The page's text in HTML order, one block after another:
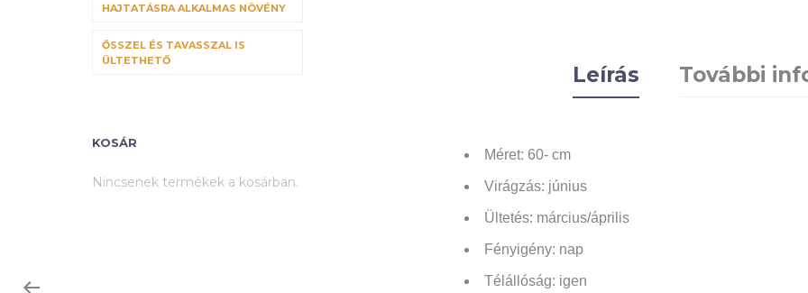
HAJTATÁSRA ALKALMAS NÖVÉNY
ŐSSZEL ÉS TAVASSZAL IS
ÜLTETHETŐ
KOSÁR
Nincsenek termékek a kosárban.
Leírás További
Méret: 60- cm
Virágzás: június
Ültetés: március/április
Fényigény: nap
Télállóság: igen